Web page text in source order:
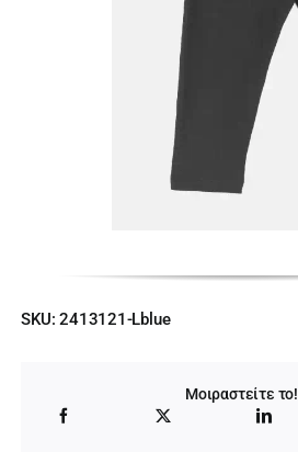
SKU:2413121-Lblue
Μοιραστείτε το!